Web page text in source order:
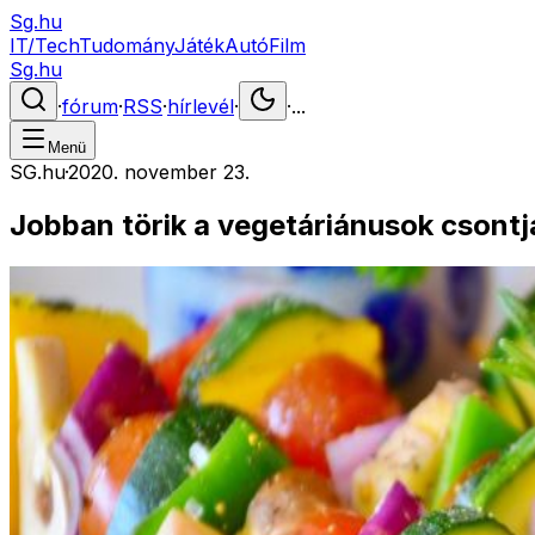
Sg.hu
IT/TechTudományJátékAutóFilm
Sg.hu
·fórum·RSS·hírlevél· ·...
Menü
SG.hu·2020. november 23.
Jobban törik a vegetáriánusok